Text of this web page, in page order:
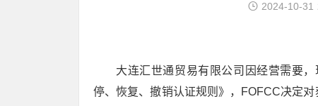
2024-10-31
大连汇世通贸易有限公司因经营需要
停、恢复、撤销认证规则》，FOFCC决定